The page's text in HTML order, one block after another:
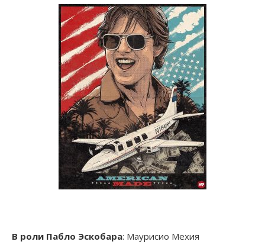
В роли Пабло Эскобара: Маурисио Мехия